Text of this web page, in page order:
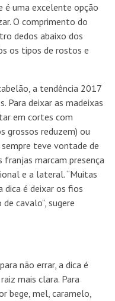
é uma excelente opção
O comprimento do
dedos abaixo dos
os tipos de rostos e
a tendência 2017
Para deixar as madeixas
em cortes com
grossos reduzem) ou
sempre teve vontade de
marcam presença
e a lateral. “Muitas
é deixar os fios
cavalo”, sugere
não errar, a dica é
mais clara. Para
bege, mel, caramelo,